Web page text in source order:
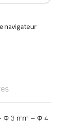
navigateur
Φ 3 mm – Φ 4